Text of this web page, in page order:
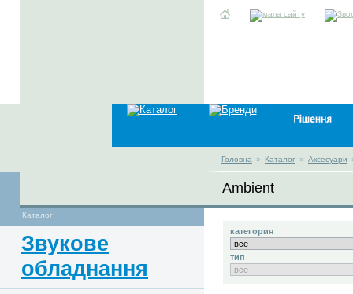
Головна » Каталог » Аксесуари
Ambient
Каталог
Звукове
обладнання
категория
тип